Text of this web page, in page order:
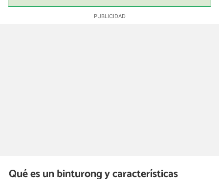
Qué es un binturong y características